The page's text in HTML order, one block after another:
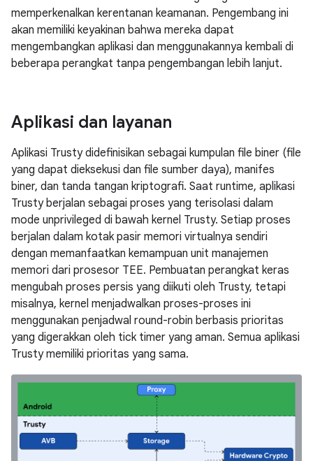
memperkenalkan kerentanan keamanan. Pengembang ini
akan memiliki keyakinan bahwa mereka dapat
mengembangkan aplikasi dan menggunakannya kembali di
beberapa perangkat tanpa pengembangan lebih lanjut.
Aplikasi dan layanan
Aplikasi Trusty didefinisikan sebagai kumpulan file biner (file
yang dapat dieksekusi dan file sumber daya), manifes
biner, dan tanda tangan kriptografi. Saat runtime, aplikasi
Trusty berjalan sebagai proses yang terisolasi dalam
mode unprivileged di bawah kernel Trusty. Setiap proses
berjalan dalam kotak pasir memori virtualnya sendiri
dengan memanfaatkan kemampuan unit manajemen
memori dari prosesor TEE. Pembuatan perangkat keras
mengubah proses persis yang diikuti oleh Trusty, tetapi
misalnya, kernel menjadwalkan proses-proses ini
menggunakan penjadwal round-robin berbasis prioritas
yang digerakkan oleh tick timer yang aman. Semua aplikasi
Trusty memiliki prioritas yang sama.